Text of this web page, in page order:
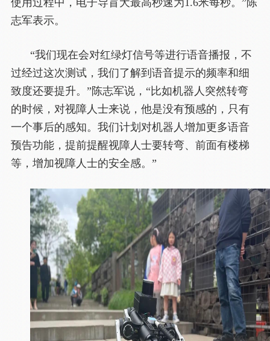
使用过程中，电子导盲犬最高秒速为1.6米每秒。”陈
志军表示。
“我们现在会对红绿灯信号等进行语音播报，不
过经过这次测试，我们了解到语音提示的频率和细
致度还要提升。”陈志军说，“比如机器人突然转弯
的时候，对视障人士来说，他是没有预感的，只有
一个事后的感知。我们计划对机器人增加更多语音
预告功能，提前提醒视障人士要转弯、前面有楼梯
等，增加视障人士的安全感。”